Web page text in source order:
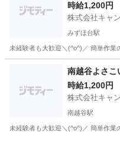
時給1,200円
株式会社キャ
みずほ台駅
みずほ台駅
南越谷よさこ
時給1,200円
株式会社キャ
南越谷駅